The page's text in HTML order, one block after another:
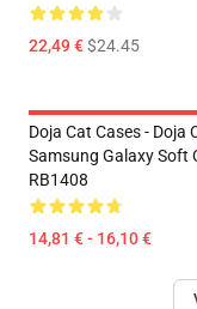
22,49 €$24.45
Doja Cat Cases - Doja
Samsung Galaxy Soft
RB1408
14,81 € - 16,10 €